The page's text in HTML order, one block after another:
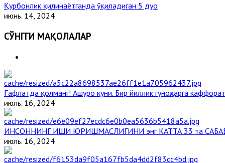
Қурбонлик қилинаётганда ўқиладиган 5 дуо
июнь. 14, 2024
СЎНГГИ МАҚОЛАЛАР
Ғафлатда қолманг! Ашуро куни. Бир йиллик гуноҳларга
июль. 16, 2024
ИНСОННИНГ ИШИ ЮРИШМАСЛИГИНИ энг КАТТА 33 та
июль. 16, 2024